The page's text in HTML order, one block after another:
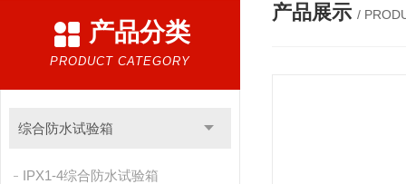
产品分类
PRODUCT CATEGORY
综合防水试验箱
IPX1-4综合防水试验箱
产品展示 /